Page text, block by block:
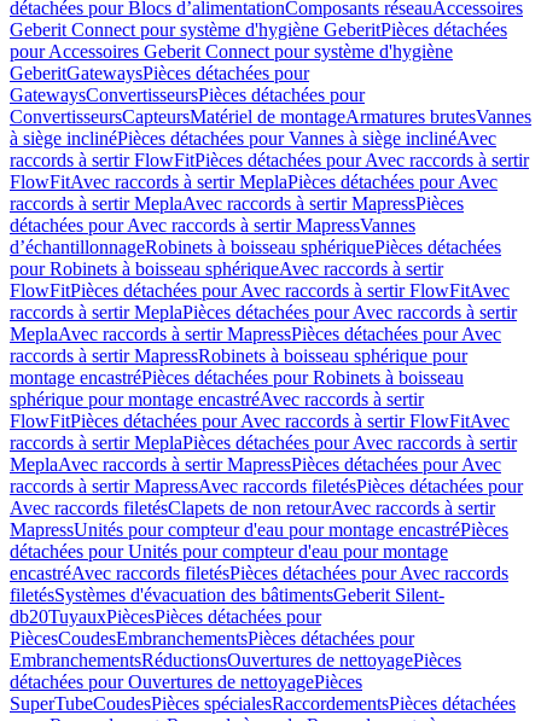
détachées pour Blocs d’alimentationComposants réseauAccessoires
Geberit Connect pour système d'hygiène GeberitPièces détachées
pour Accessoires Geberit Connect pour système d'hygiène
GeberitGatewaysPièces détachées pour
GatewaysConvertisseursPièces détachées pour
ConvertisseursCapteursMatériel de montageArmatures brutesVannes
à siège inclinéPièces détachées pour Vannes à siège inclinéAvec
raccords à sertir FlowFitPièces détachées pour Avec raccords à sertir
FlowFitAvec raccords à sertir MeplaPièces détachées pour Avec
raccords à sertir MeplaAvec raccords à sertir MapressPièces
détachées pour Avec raccords à sertir MapressVannes
d’échantillonnageRobinets à boisseau sphériquePièces détachées
pour Robinets à boisseau sphériqueAvec raccords à sertir
FlowFitPièces détachées pour Avec raccords à sertir FlowFitAvec
raccords à sertir MeplaPièces détachées pour Avec raccords à sertir
MeplaAvec raccords à sertir MapressPièces détachées pour Avec
raccords à sertir MapressRobinets à boisseau sphérique pour
montage encastréPièces détachées pour Robinets à boisseau
sphérique pour montage encastréAvec raccords à sertir
FlowFitPièces détachées pour Avec raccords à sertir FlowFitAvec
raccords à sertir MeplaPièces détachées pour Avec raccords à sertir
MeplaAvec raccords à sertir MapressPièces détachées pour Avec
raccords à sertir MapressAvec raccords filetésPièces détachées pour
Avec raccords filetésClapets de non retourAvec raccords à sertir
MapressUnités pour compteur d'eau pour montage encastréPièces
détachées pour Unités pour compteur d'eau pour montage
encastréAvec raccords filetésPièces détachées pour Avec raccords
filetésSystèmes d'évacuation des bâtimentsGeberit Silent-
db20TuyauxPiècesPièces détachées pour
PiècesCoudesEmbranchementsPièces détachées pour
EmbranchementsRéductionsOuvertures de nettoyagePièces
détachées pour Ouvertures de nettoyagePièces
SuperTubeCoudesPièces spécialesRaccordementsPièces détachées